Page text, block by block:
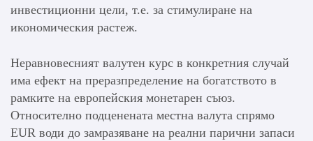
инвестиционни цели, т.е. за стимулиране на
икономическия растеж.
Неравновесният валутен курс в конкретния случай
има ефект на преразпределение на богатството в
рамките на европейския монетарен съюз.
Относително подценената местна валута спрямо
EUR води до замразяване на реални парични запаси